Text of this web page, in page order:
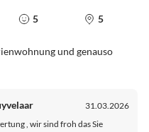
5 5
und genauso
31.03.2026
, wir sind froh das Sie